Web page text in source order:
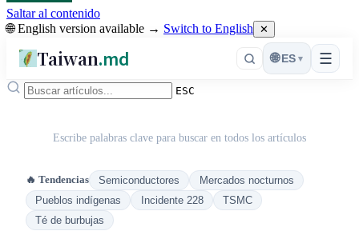
Saltar al contenido
🌐 English version available → Switch to English ✕
Taiwan.md ☰
🌐 ES ▾
ESC
Escribe palabras clave para buscar en todos los artículos
🔥 Tendencias Semiconductores
Mercados nocturnos
Pueblos indígenas
Incidente 228
TSMC
Té de burbujas